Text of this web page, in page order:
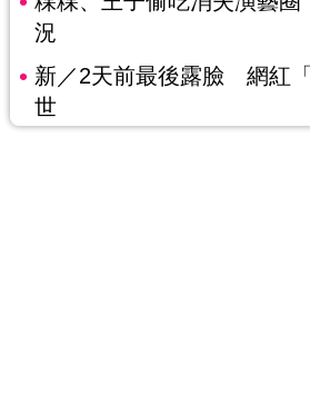
況
新／2天前最後露臉 網紅
世